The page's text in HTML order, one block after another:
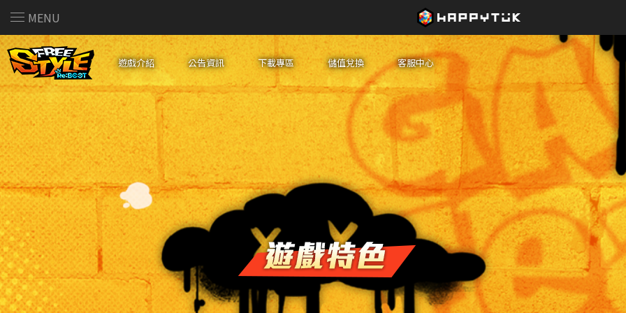
MENU
遊戲介紹 公告資訊 下載專區 儲值兌換 客服中心